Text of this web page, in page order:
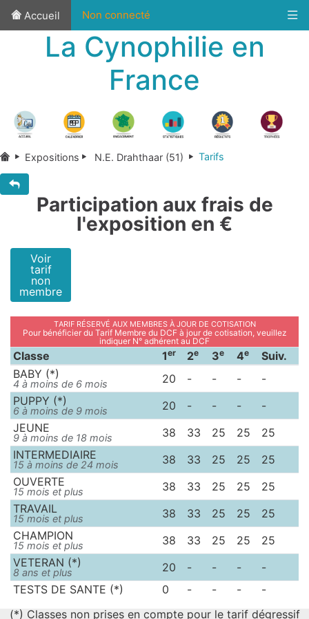
Accueil Non connecté
La Cynophilie en
France
Expositions N.E. Drahthaar (51) Tarifs
Participation aux frais de
l'exposition en €
Voir
tarif
non
membre
Tarif réservé aux membres à jour de cotisation
Pour bénéficier du Tarif Membre du DCF à jour de cotisation, veuillez
indiquer N° adhérent au DCF
Classe 1er 2e 3e 4e
Suiv.
BABY (*)
4 à moins de 6 mois 20 - - -
-
PUPPY (*)
6 à moins de 9 mois 20 - - -
-
JEUNE
9 à moins de 18 mois 38 33 25 25
25
INTERMEDIAIRE
15 à moins de 24 mois 38 33 25 25
25
OUVERTE
15 mois et plus 38 33 25 25
25
TRAVAIL
15 mois et plus 38 33 25 25
25
CHAMPION
15 mois et plus 38 33 25 25
25
VETERAN (*)
8 ans et plus 20 - - -
-
TESTS DE SANTE (*)
0 - - -
-
(*) Classes non prises en compte pour le tarif dégressif